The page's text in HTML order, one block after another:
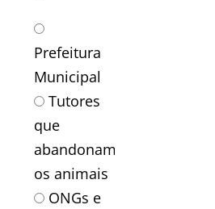
Prefeitura
Municipal
Tutores
que
abandonam
os animais
ONGs e